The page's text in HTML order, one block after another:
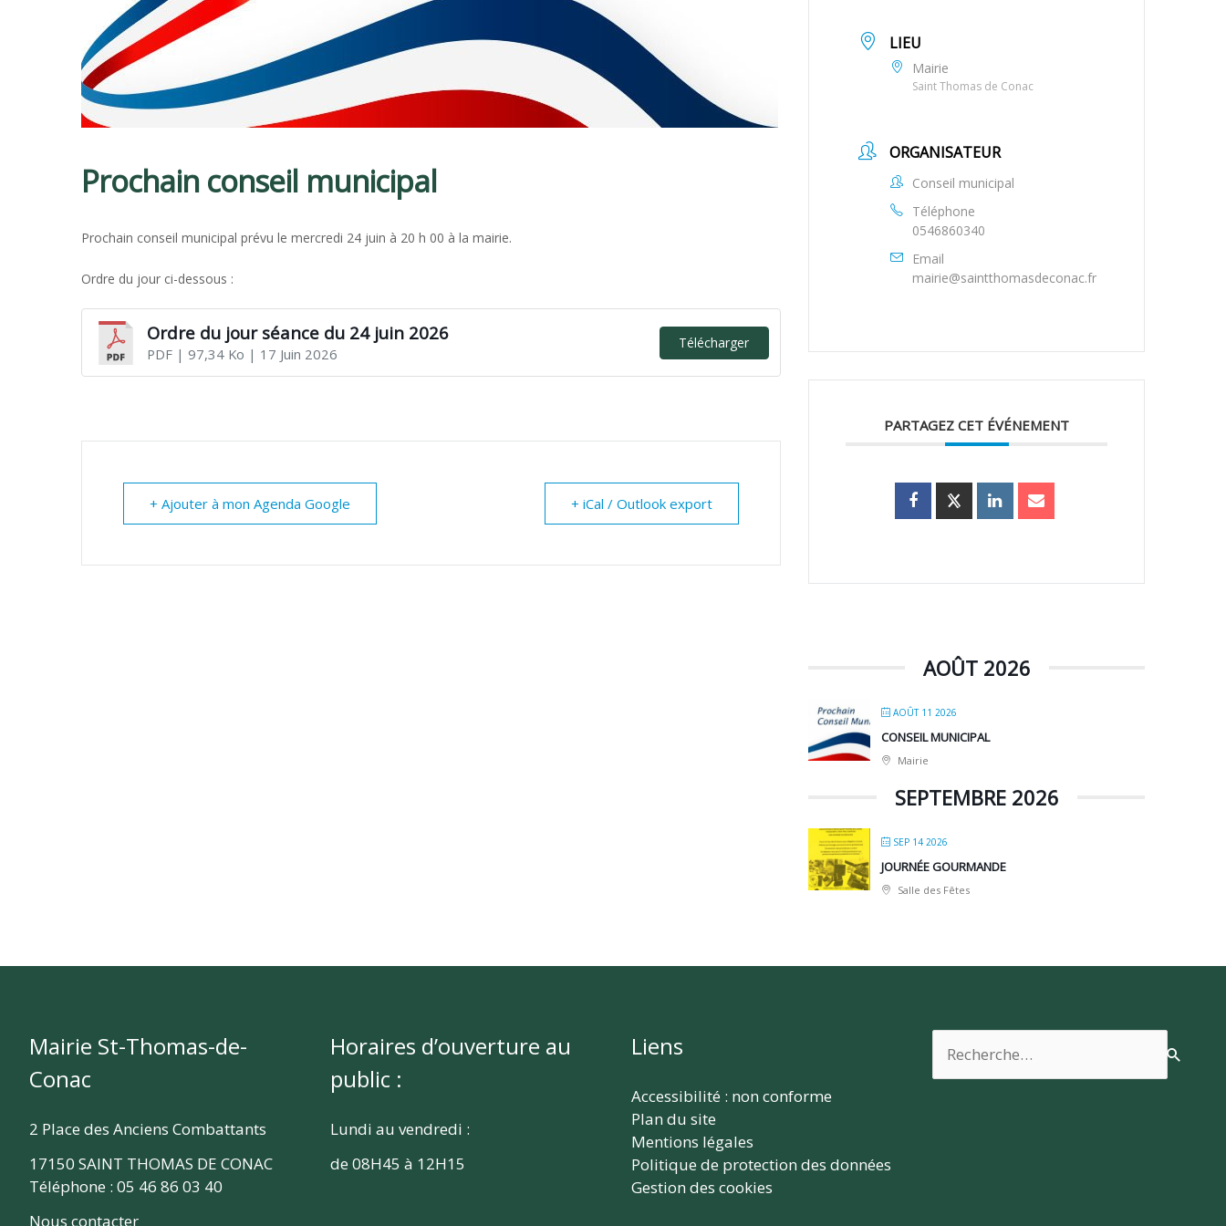
Prochain conseil municipal
Prochain conseil municipal prévu le mercredi 24 juin à 20 h 00 à la mairie.
Ordre du jour ci-dessous :
Ordre du jour séance du 24 juin 2026
PDF| 97,34 Ko | 17 Juin 2026
Télécharger
+ Ajouter à mon Agenda Google + iCal / Outlook export
LIEU
Mairie
Saint Thomas de Conac
ORGANISATEUR
Conseil municipal
Téléphone
0546860340
Email
mairie@saintthomasdeconac.fr
PARTAGEZ CET ÉVÉNEMENT
AOÛT 2026
AOÛT 11 2026
CONSEIL MUNICIPAL
Mairie
SEPTEMBRE 2026
SEP 14 2026
JOURNÉE GOURMANDE
Salle des Fêtes
Mairie St-Thomas-de-
Conac
2 Place des Anciens Combattants
17150 SAINT THOMAS DE CONAC
Téléphone : 05 46 86 03 40
Nous contacter
Horaires d’ouverture au
public :
Lundi au vendredi :
de 08H45 à 12H15
Liens
Accessibilité : non conforme
Plan du site
Mentions légales
Politique de protection des données
Gestion des cookies